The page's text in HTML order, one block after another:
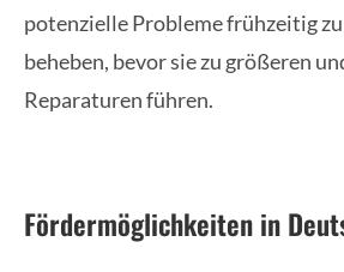
potenzielle Probleme frühzeitig
beheben, bevor sie zu größeren
Reparaturen führen.
Fördermöglichkeiten in